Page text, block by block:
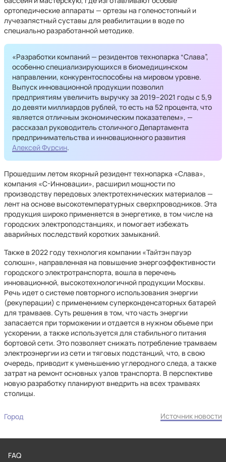
ортопедические аппараты — ортезы на голеностопный и
лучезапястный суставы для реабилитации в воде по
специально разработанной методике.
«Разработки компаний — резидентов технопарка “Слава”,
особенно специализирующихся в биомедицинском
направлении, конкурентоспособны на мировом уровне.
Выпуск инновационной продукции позволил
предприятиям увеличить выручку за 2019–2021 годы с 5,9
до девяти миллиардов рублей, то есть на 52 процента, что
является отличным экономическим показателем», —
рассказал руководитель столичного Департамента
предпринимательства и инновационного развития
Алексей Фурсин.
Прошедшим летом якорный резидент технопарка «Слава»,
компания «С-Инновации», расширил мощности по
производству передовых электротехнических материалов —
лент на основе высокотемпературных сверхпроводников. Эта
продукция широко применяется в энергетике, в том числе на
городских электроподстанциях, и помогает избежать
аварийных последствий коротких замыканий.
Также в 2022 году технология компании «Тайтэн пауэр
солюшн», направленная на повышение энергоэффективности
городского электротранспорта, вошла в перечень
инновационной, высокотехнологичной продукции Москвы.
Речь идет о системе повторного использования энергии
(рекуперации) с применением суперконденсаторных батарей
для трамваев. Суть решения в том, что часть энергии
запасается при торможении и отдается в нужном объеме при
ускорении, а также используется для стабильного питания
бортовой сети. Это позволяет снижать потребление трамваем
электроэнергии из сети и тяговых подстанций, что, в свою
очередь, приводит к уменьшению углеродного следа, а также
затрат на ремонт основных узлов транспорта. В перспективе
новую разработку планируют внедрить на всех трамваях
столицы.
Город Источник новости
FAQ